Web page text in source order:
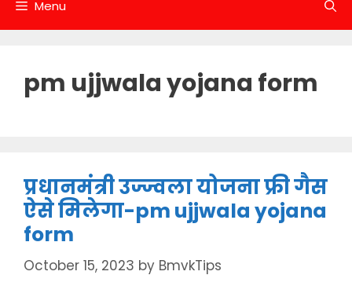
Menu
pm ujjwala yojana form
प्रधानमंत्री उज्ज्वला योजना फ्री गैस
ऐसे मिलेगा-pm ujjwala yojana
form
October 15, 2023 by BmvkTips